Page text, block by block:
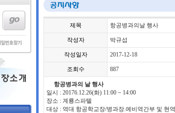
제목 항공병과의날 행사
작성자 박규섭
작성일자 2017-12-18
조회수 887
항공병과의 날 행사
일시 : 20176.12.26(화) 11:00 ~ 14:00
장소 : 계룡스파텔
대상 : 역대 항공학교장/병과장.예비역간부 및 현역